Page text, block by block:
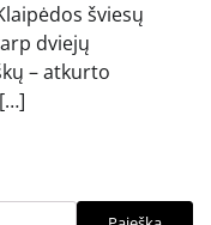
šviesų
dviejų
– atkurto